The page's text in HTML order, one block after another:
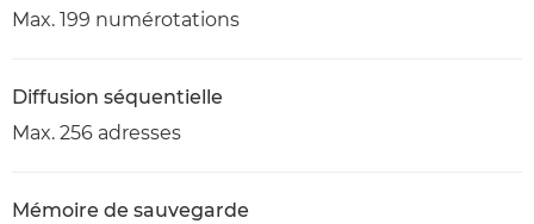
Max. 199 numérotations
Diffusion séquentielle
Max. 256 adresses
Mémoire de sauvegarde